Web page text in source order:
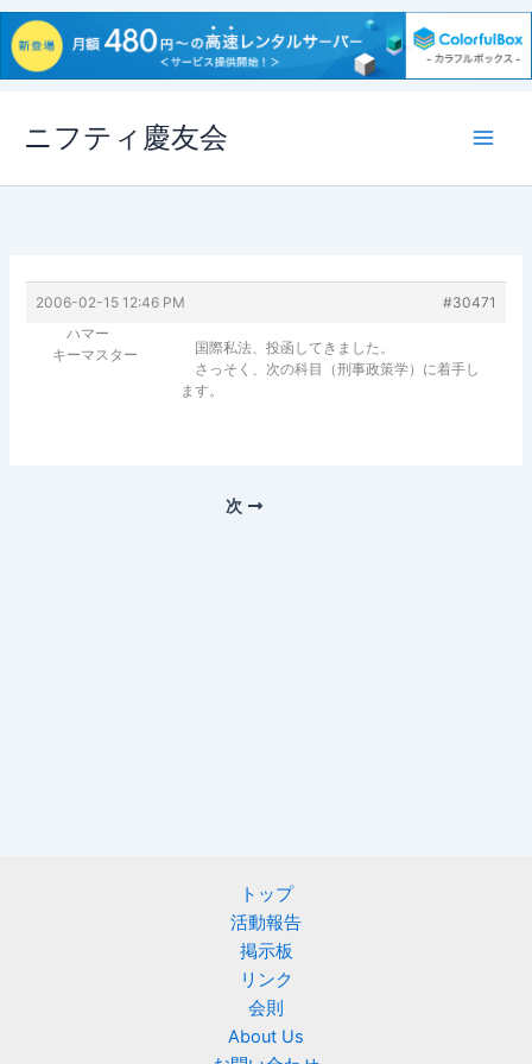
ス
ニフティ慶友会
2006-02-15 12:46 PM
#30471
ハマー
キーマスター
国際私法、投函してきました。
さっそく、次の科目（刑事政策学）に着手し
ます。
次
トップ
活動報告
掲示板
リンク
会則
About Us